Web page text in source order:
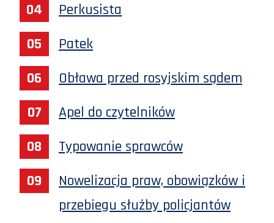
Perkusista
Patek
Obława przed rosyjskim sądem
Apel do czytelników
Typowanie sprawców
Nowelizacja praw, obowiązków i
przebiegu służby policjantów